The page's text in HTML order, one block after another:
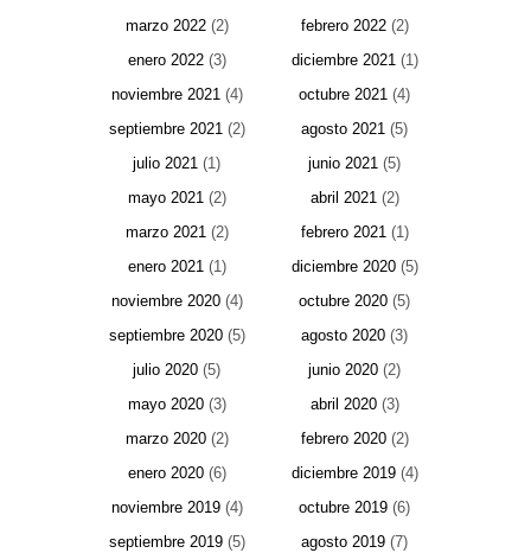
marzo 2022(2) febrero 2022(2)
enero 2022(3) diciembre 2021(1)
noviembre 2021(4) octubre 2021 (4)
septiembre 2021(2) agosto 2021 (5)
julio 2021 (1) junio 2021 (5)
mayo 2021(2) abril 2021(2)
marzo 2021(2) febrero 2021(1)
enero 2021(1) diciembre 2020(5)
noviembre 2020(4) octubre 2020 (5)
septiembre 2020(5) agosto 2020 (3)
julio 2020 (5) junio 2020 (2)
mayo 2020(3) abril 2020(3)
marzo 2020(2) febrero 2020(2)
enero 2020(6) diciembre 2019(4)
noviembre 2019(4) octubre 2019 (6)
septiembre 2019(5) agosto 2019 (7)